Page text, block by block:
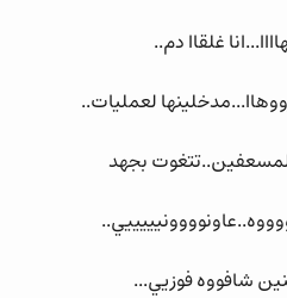
غلقاا دم..
لعمليات..
بجهد
شافووه فوزيي...